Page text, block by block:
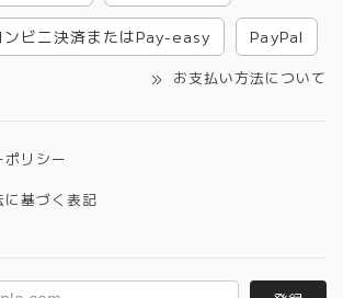
ンビニ決済またはPay-easy PayPal
お支払い方法について
ポリシー
に基づく表記